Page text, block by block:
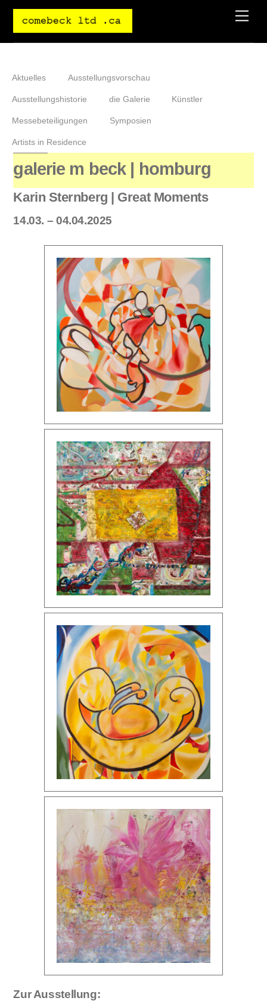
Aktuelles Ausstellungsvorschau
Ausstellungshistorie die Galerie Künstler
Messebeteiligungen Symposien
Artists in Residence
galerie m beck | homburg
Karin Sternberg | Great Moments
14.03. – 04.04.2025
Zur Ausstellung: